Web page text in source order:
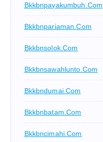
Bkkbnpayakumbuh.com
Bkkbnpariaman.com
Bkkbnsolok.com
Bkkbnsawahlunto.com
Bkkbndumai.com
Bkkbnbatam.com
Bkkbncimahi.com